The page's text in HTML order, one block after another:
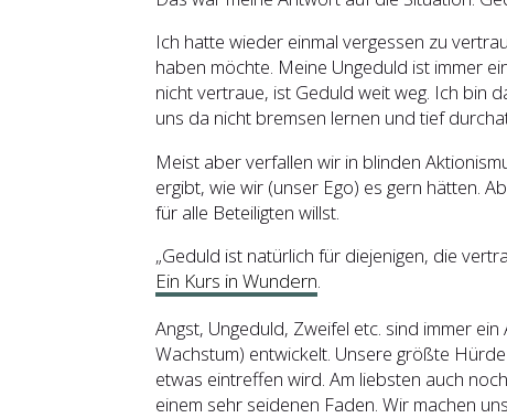
Ich hatte wieder einmal vergessen zu
haben möchte. Meine Ungeduld ist immer
nicht vertraue, ist Geduld weit weg. Ich bin
uns da nicht bremsen lernen und tief
Meist aber verfallen wir in blinden
ergibt, wie wir (unser Ego) es gern hätten.
für alle Beteiligten willst.
„Geduld ist natürlich für diejenigen, die
Ein Kurs in Wundern.
Angst, Ungeduld, Zweifel etc. sind immer
Wachstum) entwickelt. Unsere größte
etwas eintreffen wird. Am liebsten auch
einem sehr seidenen Faden. Wir machen